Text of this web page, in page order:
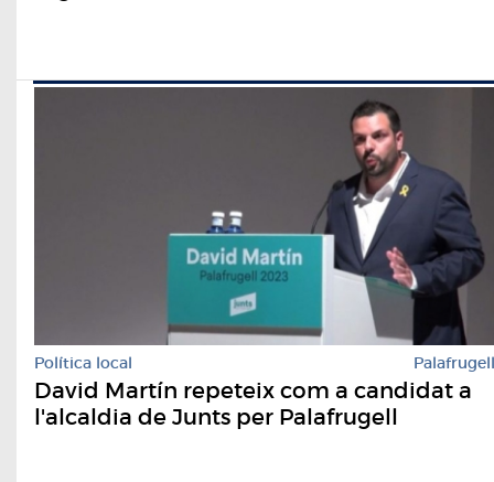
Política local Palafrugell
David Martín repeteix com a candidat a
l'alcaldia de Junts per Palafrugell